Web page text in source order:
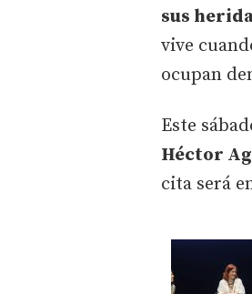
sus
vive
ocupan
Este
Héctor
cita será